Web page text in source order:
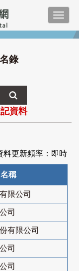
錄
資料
料更新頻率：即時
稱
限公司
司
有限公司
司
司